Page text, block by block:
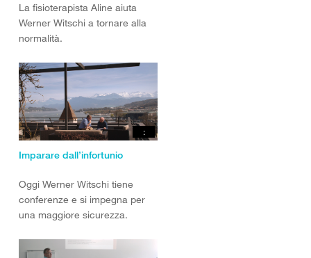
La fisioterapista Aline aiuta
Werner Witschi a tornare alla
normalità.
:
Imparare dall’infortunio
Oggi Werner Witschi tiene
conferenze e si impegna per
una maggiore sicurezza.